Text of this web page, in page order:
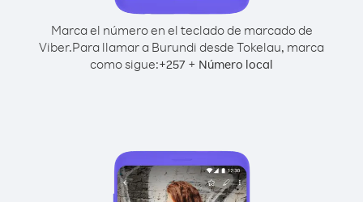
Marca el número en el teclado de marcado de
Viber.Para llamar a Burundi desde Tokelau, marca
como sigue:+257 + Número local